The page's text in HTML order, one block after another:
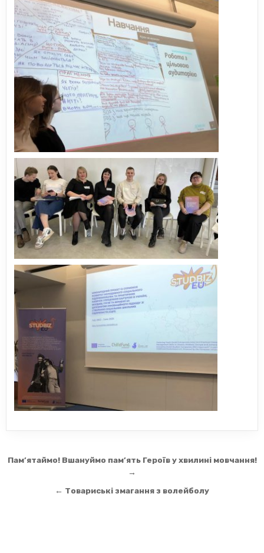
Навігація
Пам’ятаймо! Вшануймо пам’ять Героїв у хвилині мовчання!
→
← Товариські змагання з волейболу